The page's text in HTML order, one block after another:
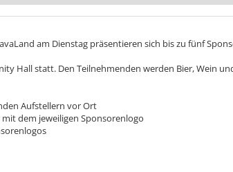
am Dienstag präsentieren sich bis zu fünf
Hall statt. Den Teilnehmenden werden Bier, Wein
Aufstellern vor Ort
dem jeweiligen Sponsorenlogo